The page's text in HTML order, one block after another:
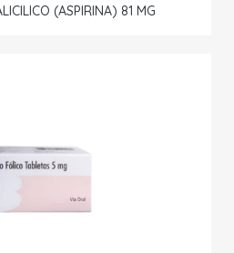
(ASPIRINA) 81 MG